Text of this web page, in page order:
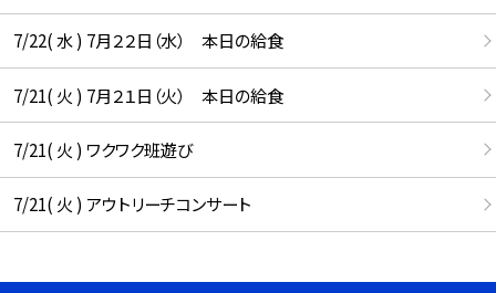
7/22( 水 ) 7月２２日（水） 本日の給食
7/21( 火 ) 7月２１日（火） 本日の給食
7/21( 火 ) ワクワク班遊び
7/21( 火 ) アウトリーチコンサート